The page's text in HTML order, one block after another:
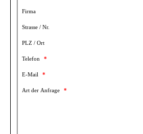
Firma
Strasse / Nr.
PLZ / Ort
Telefon *
E-Mail *
Art der Anfrage *